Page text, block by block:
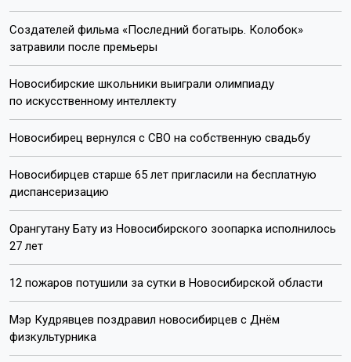
Создателей фильма «Последний богатырь. Колобок»
затравили после премьеры
Новосибирские школьники выиграли олимпиаду
по искусственному интеллекту
Новосибирец вернулся с СВО на собственную свадьбу
Новосибирцев старше 65 лет пригласили на бесплатную
диспансеризацию
Орангутану Бату из Новосибирского зоопарка исполнилось
27 лет
12 пожаров потушили за сутки в Новосибирской области
Мэр Кудрявцев поздравил новосибирцев с Днём
физкультурника